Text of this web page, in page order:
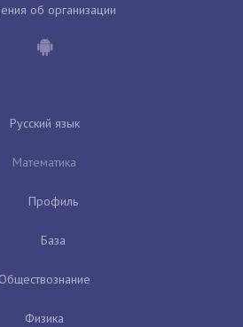
об организации
Русский язык
Математика
Профиль
База
Обществознание
Физика